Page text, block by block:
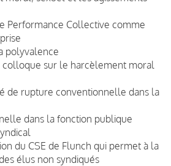
Performance Collective comme
polyvalence
colloque sur le harcèlement moral
de rupture conventionnelle dans la
dans la fonction publique
du CSE de Flunch qui permet à la
élus non syndiqués